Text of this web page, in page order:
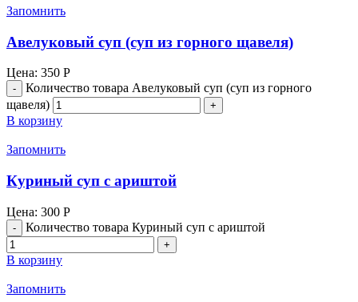
Запомнить
Авелуковый суп (суп из горного щавеля)
Цена: 350 Р
Количество товара Авелуковый суп (суп из горного
щавеля)
В корзину
Запомнить
Куриный суп с ариштой
Цена: 300 Р
Количество товара Куриный суп с ариштой
В корзину
Запомнить